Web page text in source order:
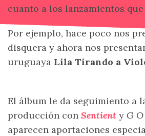
cuanto a los lanzamientos
Por ejemplo, hace poco nos
disquera y ahora nos
uruguaya Lila Tirando a
El álbum le da seguimiento a
producción con Sentient y G
aparecen aportaciones